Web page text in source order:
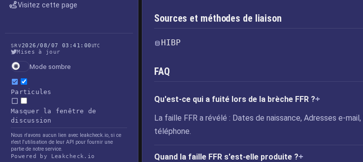
Visitez cette page
SRV2026/08/07 03:41:00UTC
Mises à jour
Mode sombre
Particules
Masquer la fenêtre de
discussion
Nous n'avons aucun lien avec leakcheck.io, si ce
n'est l'utilisation de leur API pour fournir une
partie de notre service.
Powered by Leakcheck.io
Sources et méthodes de liaison
HIBP
FAQ
Qu'est-ce qui a fuité lors de la brèche FFR ?
La faille FFR a révélé : Dates de naissance, Adresses e-
téléphone.
Quand la faille FFR s'est-elle produite ?